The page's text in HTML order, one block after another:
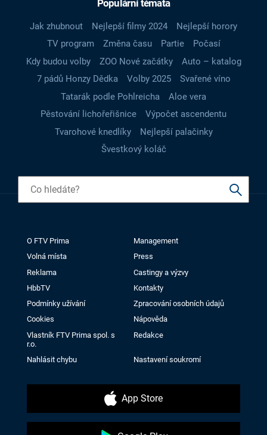
Populární témata
Jak zhubnout Nejlepší filmy 2024
Nejlepší horory
TV program
Změna času Partie
Počasí
Kdy budou volby
ZOO Nové začátky
Auto – katalog
7 pádů Honzy Dědka
Volby 2025
Svařené víno
Tatarák podle Pohlreicha
Aloe vera
Pěstování lichořeřišnice
Výpočet ascendentu
Tvarohové knedlíky
Nejlepší palačinky
Švestkový koláč
O FTV Prima
Management
Volná místa
Press
Reklama
Castingy a výzvy
HbbTV
Kontakty
Podmínky užívání
Zpracování osobních údajů
Cookies
Nápověda
Vlastník FTV Prima spol. s
r.o.
Redakce
Nahlásit chybu Nastavení soukromí
App Store